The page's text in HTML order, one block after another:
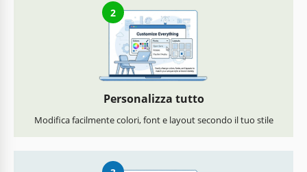
2
Personalizza tutto
Modifica facilmente colori, font e layout secondo il tuo stile